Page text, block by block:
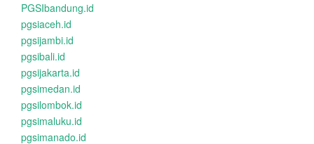
PGSIbandung.id
pgsiaceh.id
pgsijambi.id
pgsibali.id
pgsijakarta.id
pgsimedan.id
pgsilombok.id
pgsimaluku.id
pgsimanado.id